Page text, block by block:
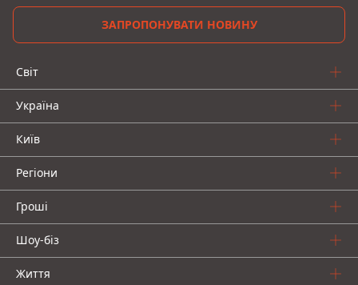
ЗАПРОПОНУВАТИ НОВИНУ
Світ
Україна
Київ
Регіони
Гроші
Шоу-біз
Життя